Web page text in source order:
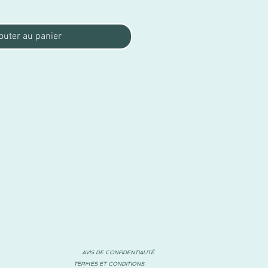
au panier
AVIS DE CONFIDENTIALITÉ
TERMES ET CONDITIONS